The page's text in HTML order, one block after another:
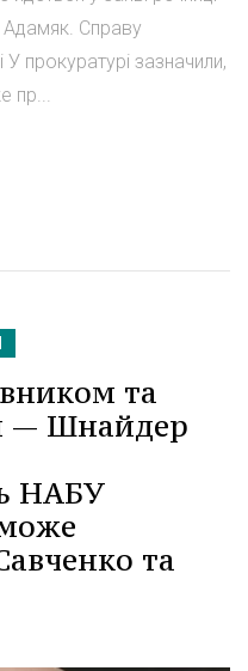
Адамяк. Справу
прокуратурі зазначили,
пр...
та
— Шнайдер
НАБУ
та